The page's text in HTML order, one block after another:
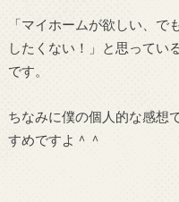
「マイホームが欲しい、
したくない！」と思ってい
です。
ちなみに僕の個人的な感想
すめですよ＾＾